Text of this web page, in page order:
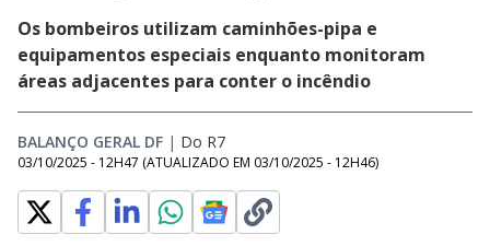
Os bombeiros utilizam caminhões-pipa e
equipamentos especiais enquanto monitoram
áreas adjacentes para conter o incêndio
BALANÇO GERAL DF | Do R7
03/10/2025 - 12H47 (ATUALIZADO EM 03/10/2025 - 12H46)